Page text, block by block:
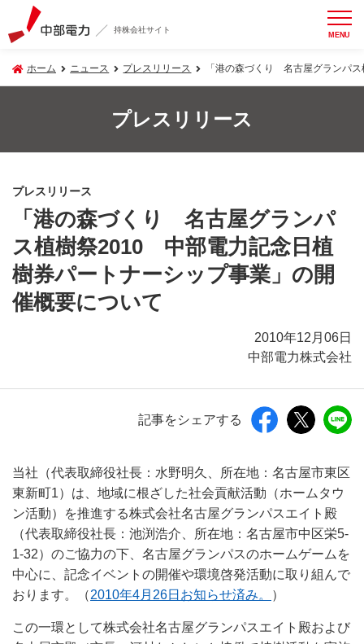
持株会社サイト MENU
ホーム ニュース プレスリリース 「港の森づくり 名古屋グランパ
プレスリリース
プレスリリース
「港の森づくり 名古屋グランパ
ス植樹祭2010 中部電力記念日植
樹券パートナーシップ事業」の開
催概要について
2010年12月06日
中部電力株式会社
記事をシェアする
当社（代表取締役社長：水野明久、所在地：名古屋市東区
東新町1）は、地域に根ざした社会貢献活動（ホームタウ
ン活動）を推進する株式会社名古屋グランパスエイト殿
（代表取締役社長：池渕浩介、所在地：名古屋市中区栄5-
1-32）のご協力の下、名古屋グランパスのホームゲームを
中心に、記念イベントの開催や環境啓発活動に取り組んで
おります。（2010年4月26日お知らせ済み。 ）
この一環として株式会社名古屋グランパスエイト殿および